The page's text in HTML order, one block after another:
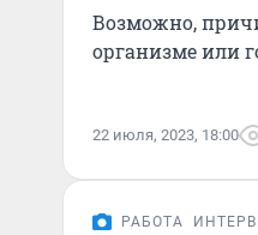
Возможно,
организме или
22 июля, 2023, 18:00
РАБОТА